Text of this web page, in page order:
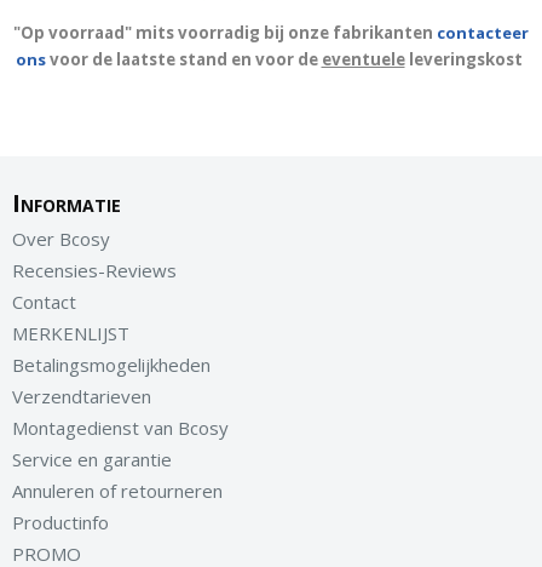
"Op voorraad" mits voorradig bij onze fabrikanten contacteer
onsvoor de laatste stand en voor de eventueleleveringskost
Informatie
Over Bcosy
Recensies-Reviews
Contact
MERKENLIJST
Betalingsmogelijkheden
Verzendtarieven
Montagedienst van Bcosy
Service en garantie
Annuleren of retourneren
Productinfo
PROMO